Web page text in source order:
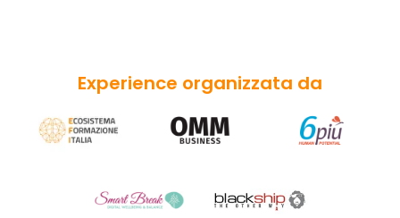
Experience organizzata da